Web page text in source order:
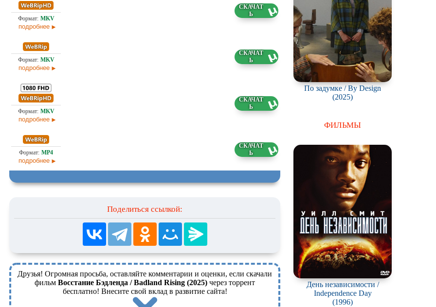
подробнее
подробнее
подробнее
подробнее
Поделиться ссылкой:
Друзья! Огромная просьба, оставляйте комментарии и оценки, если скачали
фильм Восстание Бэдленда / Badland Rising (2025) через торрент
бесплатно! Внесите свой вклад в развитие сайта!
По задумке / By Design
(2025)
ФИЛЬМЫ
День независимости /
Independence Day
(1996)